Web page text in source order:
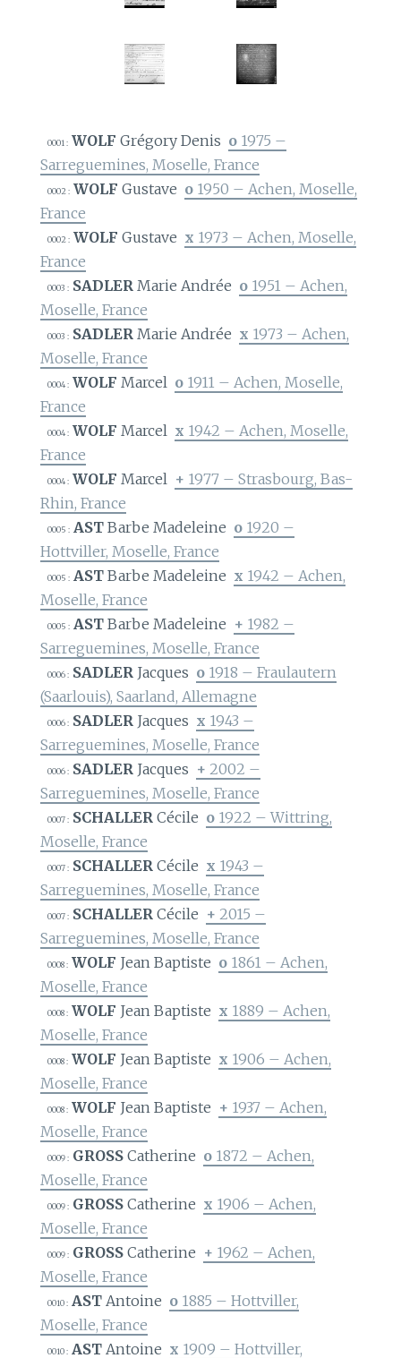
0001 : WOLF Grégory Denis o 1975 –
Sarreguemines, Moselle, France
0002 : WOLF Gustave o 1950 – Achen, Moselle,
France
0002 : WOLF Gustave x 1973 – Achen, Moselle,
France
0003 : SADLER Marie Andrée o 1951 – Achen,
Moselle, France
0003 : SADLER Marie Andrée x 1973 – Achen,
Moselle, France
0004 : WOLF Marcel o 1911 – Achen, Moselle,
France
0004 : WOLF Marcel x 1942 – Achen, Moselle,
France
0004 : WOLF Marcel + 1977 – Strasbourg, Bas-
Rhin, France
0005 : AST Barbe Madeleine o 1920 –
Hottviller, Moselle, France
0005 : AST Barbe Madeleine x 1942 – Achen,
Moselle, France
0005 : AST Barbe Madeleine + 1982 –
Sarreguemines, Moselle, France
0006 : SADLER Jacques o 1918 – Fraulautern
(Saarlouis), Saarland, Allemagne
0006 : SADLER Jacques x 1943 –
Sarreguemines, Moselle, France
0006 : SADLER Jacques + 2002 –
Sarreguemines, Moselle, France
0007 : SCHALLER Cécile o 1922 – Wittring,
Moselle, France
0007 : SCHALLER Cécile x 1943 –
Sarreguemines, Moselle, France
0007 : SCHALLER Cécile + 2015 –
Sarreguemines, Moselle, France
0008 : WOLF Jean Baptiste o 1861 – Achen,
Moselle, France
0008 : WOLF Jean Baptiste x 1889 – Achen,
Moselle, France
0008 : WOLF Jean Baptiste x 1906 – Achen,
Moselle, France
0008 : WOLF Jean Baptiste + 1937 – Achen,
Moselle, France
0009 : GROSS Catherine o 1872 – Achen,
Moselle, France
0009 : GROSS Catherine x 1906 – Achen,
Moselle, France
0009 : GROSS Catherine + 1962 – Achen,
Moselle, France
0010 : AST Antoine o 1885 – Hottviller,
Moselle, France
0010 : AST Antoine x 1909 – Hottviller,